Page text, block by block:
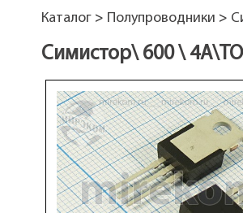
Каталог> Полупроводники >
Симистор\ 600 \